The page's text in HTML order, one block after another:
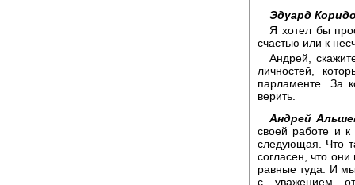
Эдуард
Я хотел бы
счастью или к
Андрей,
личностей,
парламенте. За
верить.
Андрей
своей работе и
следующая. Что
согласен, что
равные туда. И
с уважением